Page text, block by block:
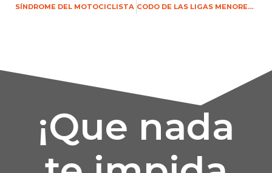
SÍNDROME DEL MOTOCICLISTA CODO DE LAS LIGAS MENORES O APOFISITIS MEDIAL
¡Que nada